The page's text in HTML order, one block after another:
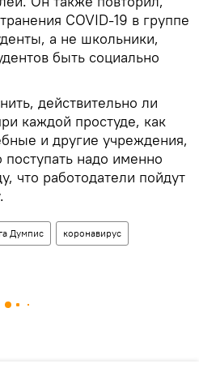
COVID-19 в группе
а не школьники,
быть социально
действительно ли
каждой простуде, как
и другие учреждения,
поступать надо именно
что работодатели пойдут
Думпис коронавирус